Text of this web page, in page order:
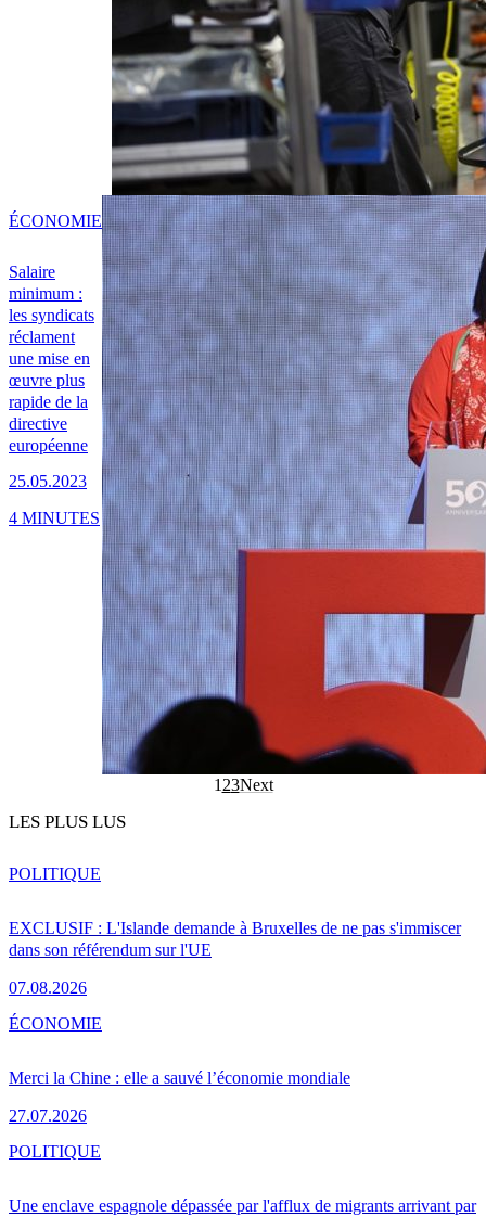
Salaire
minimum :
les syndicats
réclament
une mise en
œuvre plus
rapide de la
directive
européenne
25.05.2023
ÉCONOMIE
4 MINUTES
1 23Next
LES PLUS LUS
EXCLUSIF : L'Islande demande à Bruxelles de ne pas s'immiscer
dans son référendum sur l'UE
07.08.2026
POLITIQUE
Merci la Chine : elle a sauvé l’économie mondiale
27.07.2026
ÉCONOMIE
Une enclave espagnole dépassée par l'afflux de migrants arrivant par
POLITIQUE